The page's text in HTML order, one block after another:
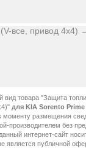
вид товара "Защита
для KIA Sorento Prime